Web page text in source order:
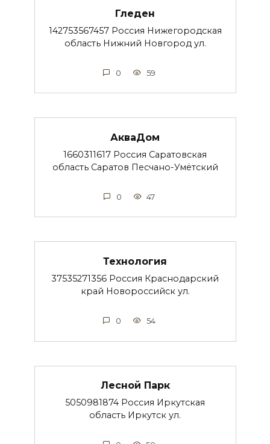
Гледен
142753567457 Россия Нижегородская
область Нижний Новгород ул.
0 59
АкваДом
1660311617 Россия Саратовская
область Саратов Песчано-Умётский
0 47
Технология
37535271356 Россия Краснодарский
край Новороссийск ул.
0 54
Лесной Парк
5050981874 Россия Иркутская
область Иркутск ул.